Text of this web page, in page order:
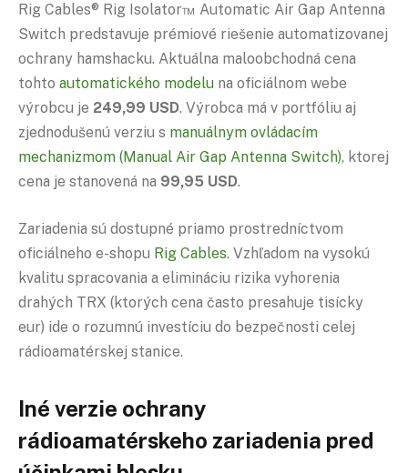
Rig Cables® Rig Isolator™ Automatic Air Gap Antenna
Switch predstavuje prémiové riešenie automatizovanej
ochrany hamshacku. Aktuálna maloobchodná cena
tohto automatického modelu na oficiálnom webe
výrobcu je 249,99 USD. Výrobca má v portfóliu aj
zjednodušenú verziu s manuálnym ovládacím
mechanizmom (Manual Air Gap Antenna Switch), ktorej
cena je stanovená na 99,95 USD.
Zariadenia sú dostupné priamo prostredníctvom
oficiálneho e-shopu Rig Cables. Vzhľadom na vysokú
kvalitu spracovania a elimináciu rizika vyhorenia
drahých TRX (ktorých cena často presahuje tisícky
eur) ide o rozumnú investíciu do bezpečnosti celej
rádioamatérskej stanice.
Iné verzie ochrany
rádioamatérskeho zariadenia pred